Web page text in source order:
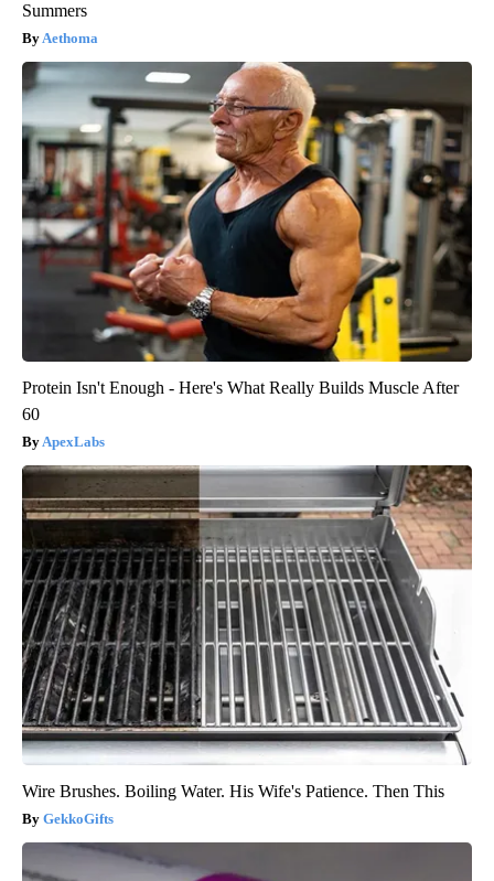
Summers
Aethoma
Protein Isn't Enough - Here's What Really Builds Muscle After
60
ApexLabs
Wire Brushes. Boiling Water. His Wife's Patience. Then This
GekkoGifts